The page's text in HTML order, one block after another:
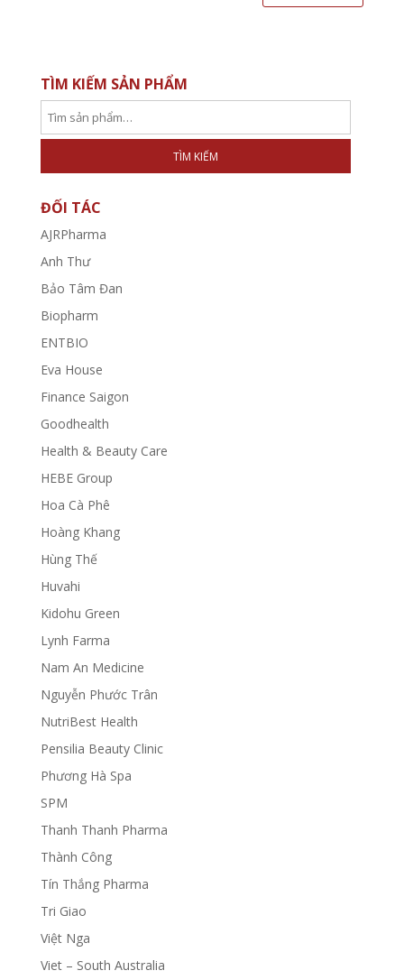
TÌM KIẾM SẢN PHẨM
TÌM KIẾM
ĐỐI TÁC
AJRPharma
Anh Thư
Bảo Tâm Đan
Biopharm
ENTBIO
Eva House
Finance Saigon
Goodhealth
Health & Beauty Care
HEBE Group
Hoa Cà Phê
Hoàng Khang
Hùng Thế
Huvahi
Kidohu Green
Lynh Farma
Nam An Medicine
Nguyễn Phước Trân
NutriBest Health
Pensilia Beauty Clinic
Phương Hà Spa
SPM
Thanh Thanh Pharma
Thành Công
Tín Thắng Pharma
Tri Giao
Việt Nga
Viet – South Australia